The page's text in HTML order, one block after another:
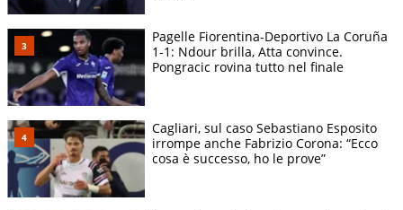
Pagelle Fiorentina-Deportivo La Coruña
1-1: Ndour brilla, Atta convince.
Pongracic rovina tutto nel finale
Cagliari, sul caso Sebastiano Esposito
irrompe anche Fabrizio Corona: “Ecco
cosa è successo, ho le prove”